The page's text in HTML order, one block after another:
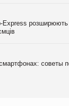
Express розширюють
советы